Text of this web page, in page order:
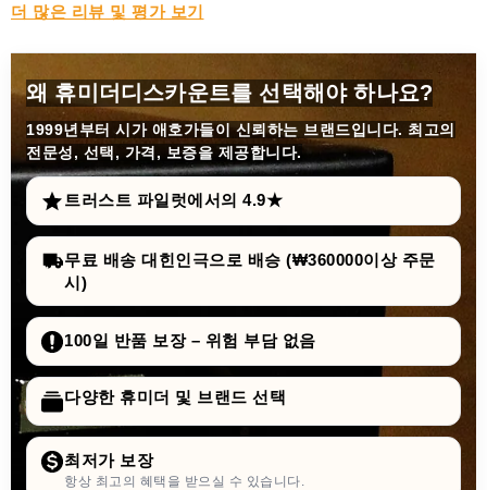
더 많은 리뷰 및 평가 보기
왜 휴미더디스카운트를 선택해야 하나요?
1999년부터 시가 애호가들이 신뢰하는 브랜드입니다. 최고의
전문성, 선택, 가격, 보증을 제공합니다.
트러스트 파일럿에서의 4.9★
무료 배송 대힌인극으로 배승 (₩360000이상 주문
시)
100일 반품 보장 – 위험 부담 없음
다양한 휴미더 및 브랜드 선택
최저가 보장
항상 최고의 혜택을 받으실 수 있습니다.